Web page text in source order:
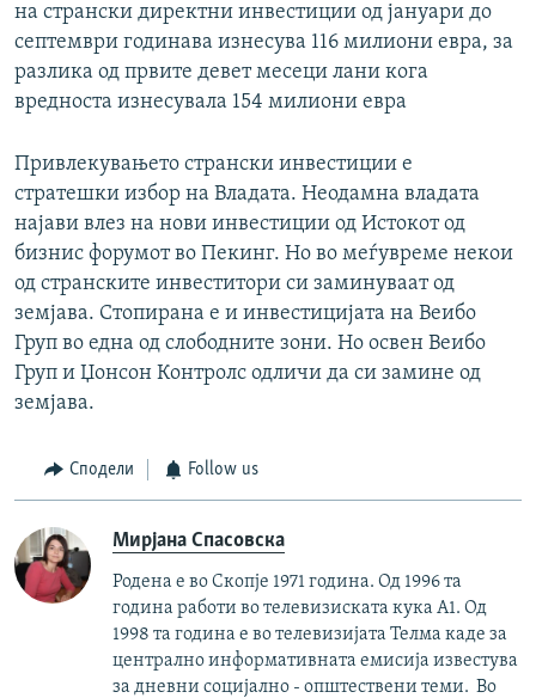
на странски директни инвестиции од јануари до
септември годинава изнесува 116 милиони евра, за
разлика од првите девет месеци лани кога
вредноста изнесувала 154 милиони евра
Привлекувањето странски инвестиции е
стратешки избор на Владата. Неодамна владата
најави влез на нови инвестиции од Истокот од
бизнис форумот во Пекинг. Но во меѓувреме некои
од странските инвеститори си заминуваат од
земјава. Стопирана е и инвестицијата на Веибо
Груп во една од слободните зони. Но освен Веибо
Груп и Џонсон Контролс одличи да си замине од
земјава.
Сподели Follow us
Мирјана Спасовска
Родена е во Скопје 1971 година. Од 1996 та
година работи во телевизиската кука А1. Од
1998 та година е во телевизијата Телма каде за
централно информативната емисија известува
за дневни социјално - општествени теми. Во